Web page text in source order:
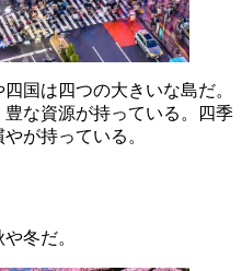
国は四つの大きいな島だ。
な資源が持っている。四季
が持っている。
冬だ。